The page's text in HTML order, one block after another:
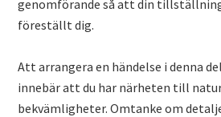
genomförande så att din
föreställt dig.
Att arrangera en händelse i denna
innebär att du har närheten till
bekvämligheter. Omtanke om